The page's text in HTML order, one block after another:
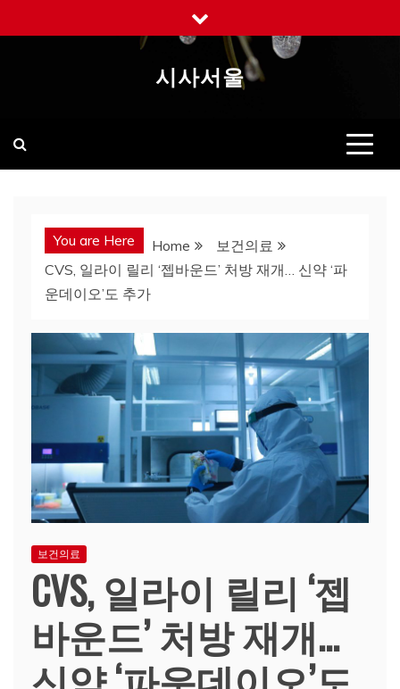
to
시사서울
You are Here Home
보건의료
CVS, 일라이 릴리 ‘젭바운드’ 처방 재개… 신약 ‘파
운데이오’도 추가
보건의료
CVS, 일라이 릴리 ‘젭
바운드’ 처방 재개…